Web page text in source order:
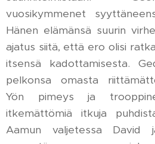
vuosikymmenet
Hänen elämänsä suurin
ajatus siitä, että ero olisi
itsensä kadottamisesta.
pelkonsa omasta
Yön pimeys ja
itkemättömiä itkuja
Aamun valjetessa David